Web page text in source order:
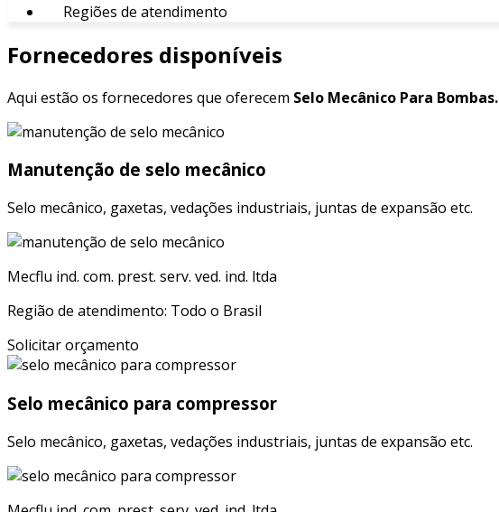
Regiões de atendimento
Fornecedores disponíveis
Aqui estão os fornecedores que oferecem Selo Mecânico Para Bombas.
Manutenção de selo mecânico
Selo mecânico, gaxetas, vedações industriais, juntas de expansão etc.
Mecflu ind. com. prest. serv. ved. ind. ltda
Região de atendimento: Todo o Brasil
Solicitar orçamento
Selo mecânico para compressor
Selo mecânico, gaxetas, vedações industriais, juntas de expansão etc.